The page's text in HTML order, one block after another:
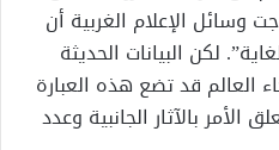
حيث روجت وسائل الإعلام الغربية أن
لكن البيانات الحديثة
العالم قد تضع هذه العبارة
بالآثار الجانبية وعدد